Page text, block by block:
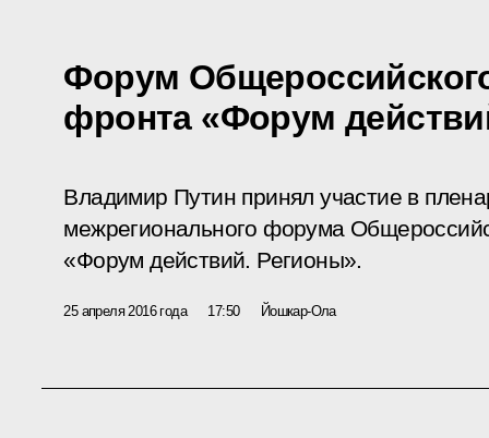
Форум
фронта «Форум
Владимир Путин принял участие в
межрегионального форума
«Форум действий. Регионы».
25 апреля 2016 года 17:50 Йошкар-Ола